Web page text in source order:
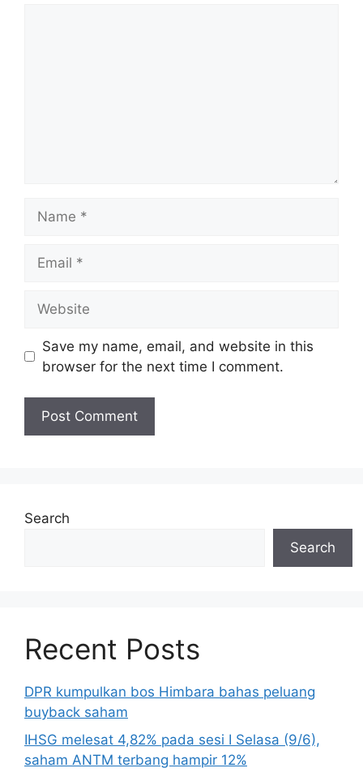
Save my name, email, and website in this
browser for the next time I comment.
Search
Search
Recent Posts
DPR kumpulkan bos Himbara bahas peluang
buyback saham
IHSG melesat 4,82% pada sesi I Selasa (9/6),
saham ANTM terbang hampir 12%